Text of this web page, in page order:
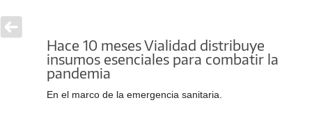
Hace 10 meses Vialidad distribuye
insumos esenciales para combatir la
pandemia
En el marco de la emergencia sanitaria.